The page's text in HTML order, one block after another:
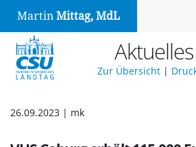
Martin Mittag, MdL
Aktuelles
Zur Übersicht |
26.09.2023 | mk